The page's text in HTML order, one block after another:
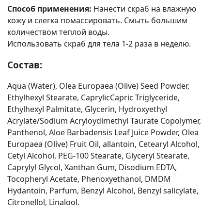
Способ применения: Нанести скраб на влажную
кожу и слегка помассировать. Смыть большим
количеством теплой воды.
Использовать скраб для тела 1-2 раза в неделю.
Состав:
Aqua (Water), Olea Europaea (Olive) Seed Powder,
Ethylhexyl Stearate, CaprylicCapric Triglyceride,
Ethylhexyl Palmitate, Glycerin, Hydroxyethyl
Acrylate/Sodium Acryloydimethyl Taurate Copolymer,
Panthenol, Aloe Barbadensis Leaf Juice Powder, Olea
Europaea (Olive) Fruit Oil, allantoin, Cetearyl Alcohol,
Cetyl Alcohol, PEG-100 Stearate, Glyceryl Stearate,
Caprylyl Glycol, Xanthan Gum, Disodium EDTA,
Tocopheryl Acetate, Phenoxyethanol, DMDM
Hydantoin, Parfum, Benzyl Alcohol, Benzyl salicylate,
Citronellol, Linalool.